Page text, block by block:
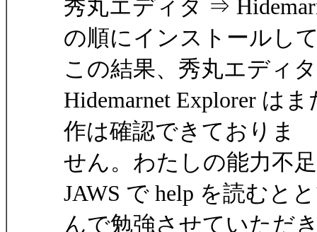
秀丸エディタ ⇒
の順にインストールし
この結果、秀丸エディ
Hidemarnet Explorer は
作は確認できておりま
せん。わたしの能力不
JAWS で help を読むと
んで勉強させていただ